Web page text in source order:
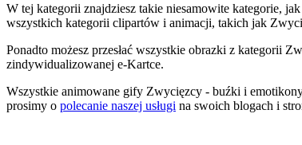
W tej kategorii znajdziesz takie niesamowite kategorie,
wszystkich kategorii clipartów i animacji, takich jak
Ponadto możesz przesłać wszystkie obrazki z kategorii
zindywidualizowanej e-Kartce.
Wszystkie animowane gify Zwycięzcy - buźki i
prosimy o polecanie naszej usługi na swoich blogach i